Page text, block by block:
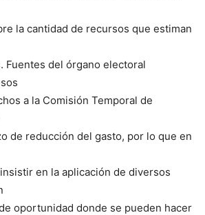
la cantidad de recursos que estiman
Fuentes del órgano electoral
a la Comisión Temporal de
de reducción del gasto, por lo que en
en la aplicación de diversos
oportunidad donde se pueden hacer